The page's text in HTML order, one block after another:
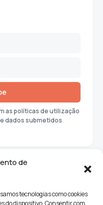
de
tecnologias como cookies
do dispositivo. Consentir com
as políticas de utilização
dados submetidos